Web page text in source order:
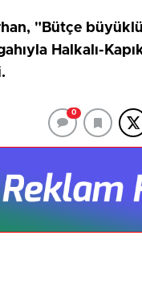
"Bütçe
Halkalı-
0